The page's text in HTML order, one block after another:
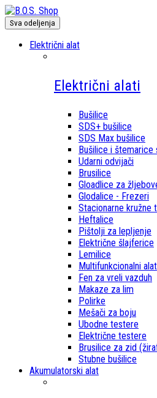
Sva odeljenja
Električni alat
Električni alati
Bušilice
SDS+ bušilice
SDS Max bušilice
Bušilice i štemarice
Udarni odvijači
Brusilice
Gloadlice za
Glodalice - Frezeri
Stacionarne kružne
Heftalice
Pištolji za lepljenje
Električne šlajferice
Lemilice
Multifunkcionalni alat
Fen za vreli vazduh
Makaze za lim
Polirke
Mešači za boju
Ubodne testere
Električne testere
Brusilice za zid
Stubne bušilice
Akumulatorski alat